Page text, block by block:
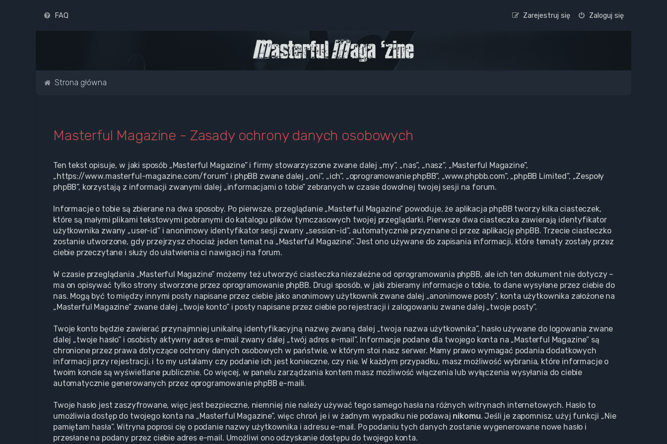
FAQ Zaloguj się
Zarejestruj się
Strona główna
Masterful Magazine - Zasady ochrony danych osobowych
Ten tekst opisuje, w jaki sposób „Masterful Magazine” i firmy stowarzyszone zwane dalej „my”, „nas”, „nasz”, „Masterful Magazine”,
„https://www.masterful-magazine.com/forum” i phpBB zwane dalej „oni”, „ich”, „oprogramowanie phpBB”, „www.phpbb.com”, „phpBB Limited”, „Zespoły
phpBB”, korzystają z informacji zwanymi dalej „informacjami o tobie” zebranych w czasie dowolnej twojej sesji na forum.
Informacje o tobie są zbierane na dwa sposoby. Po pierwsze, przeglądanie „Masterful Magazine” powoduje, że aplikacja phpBB tworzy kilka ciasteczek,
które są małymi plikami tekstowymi pobranymi do katalogu plików tymczasowych twojej przeglądarki. Pierwsze dwa ciasteczka zawierają identyfikator
użytkownika zwany „user-id” i anonimowy identyfikator sesji zwany „session-id”, automatycznie przyznane ci przez aplikację phpBB. Trzecie ciasteczko
zostanie utworzone, gdy przejrzysz chociaż jeden temat na „Masterful Magazine”. Jest ono używane do zapisania informacji, które tematy zostały przez
ciebie przeczytane i służy do ułatwienia ci nawigacji na forum.
W czasie przeglądania „Masterful Magazine” możemy też utworzyć ciasteczka niezależne od oprogramowania phpBB, ale ich ten dokument nie dotyczy –
ma on opisywać tylko strony stworzone przez oprogramowanie phpBB. Drugi sposób, w jaki zbieramy informacje o tobie, to dane wysyłane przez ciebie do
nas. Mogą być to między innymi posty napisane przez ciebie jako anonimowy użytkownik zwane dalej „anonimowe posty”, konta użytkownika założone na
„Masterful Magazine” zwane dalej „twoje konto” i posty napisane przez ciebie po rejestracji i zalogowaniu zwane dalej „twoje posty”.
Twoje konto będzie zawierać przynajmniej unikalną identyfikacyjną nazwę zwaną dalej „twoja nazwa użytkownika”, hasło używane do logowania zwane
dalej „twoje hasło” i osobisty aktywny adres e-mail zwany dalej „twój adres e-mail”. Informacje podane dla twojego konta na „Masterful Magazine” są
chronione przez prawa dotyczące ochrony danych osobowych w państwie, w którym stoi nasz serwer. Mamy prawo wymagać podania dodatkowych
informacji przy rejestracji, i to my ustalamy czy podanie ich jest konieczne, czy nie. W każdym przypadku, masz możliwość wybrania, które informacje o
twoim koncie są wyświetlane publicznie. Co więcej, w panelu zarządzania kontem masz możliwość włączenia lub wyłączenia wysyłania do ciebie
automatycznie generowanych przez oprogramowanie phpBB e-maili.
Twoje hasło jest zaszyfrowane, więc jest bezpieczne, niemniej nie należy używać tego samego hasła na różnych witrynach internetowych. Hasło to
umożliwia dostęp do twojego konta na „Masterful Magazine”, więc chroń je i w żadnym wypadku nie podawaj nikomu. Jeśli je zapomnisz, użyj funkcji „Nie
pamiętam hasła”. Witryna poprosi cię o podanie nazwy użytkownika i adresu e-mail. Po podaniu tych danych zostanie wygenerowane nowe hasło i
przesłane na podany przez ciebie adres e-mail. Umożliwi ono odzyskanie dostępu do twojego konta.